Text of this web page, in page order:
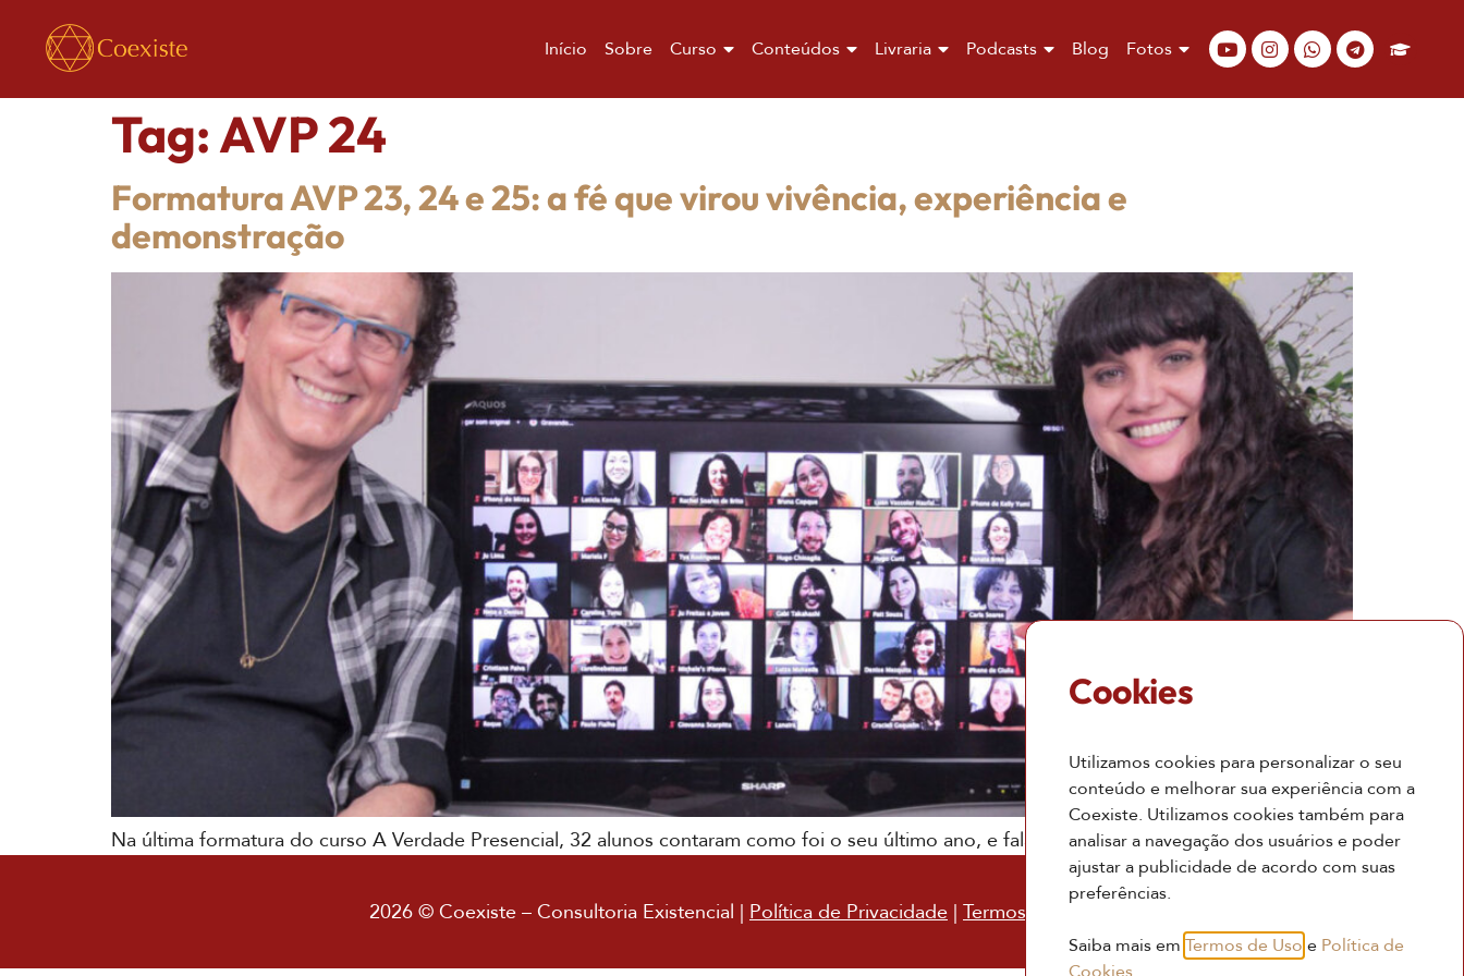
Início Sobre Curso Conteúdos Livraria Podcasts Blog Fotos
Tag:AVP 24
Formatura AVP 23, 24 e 25: a fé que virou vivência, experiência e
demonstração
Na última formatura do curso A Verdade Presencial, 32 alunos contaram como foi o seu último ano, e falam de conquistas para a vida toda
2026 © Coexiste – Consultoria Existencial | Política de Privacidade | Termos de Uso
Cookies
Utilizamos cookies para personalizar o seu
conteúdo e melhorar sua experiência com a
Coexiste. Utilizamos cookies também para
analisar a navegação dos usuários e poder
ajustar a publicidade de acordo com suas
preferências.
Saiba mais em Termos de Uso e Política de